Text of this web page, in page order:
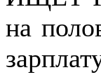
на